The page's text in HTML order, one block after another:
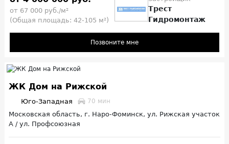
от 67 000 руб./м²
(Общая площадь: 42-105 м²)
Трест
Гидромонтаж
Позвоните мне
ЖК Дом на Рижской
Юго-Западная 70 мин
Московская область, г. Наро-Фоминск, ул. Рижская участок
А / ул. Профсоюзная